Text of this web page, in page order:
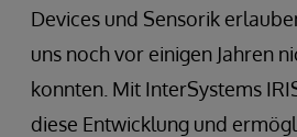
Devices und Sensorik
uns noch vor einigen Jahren
konnten. Mit InterSystems
diese Entwicklung und